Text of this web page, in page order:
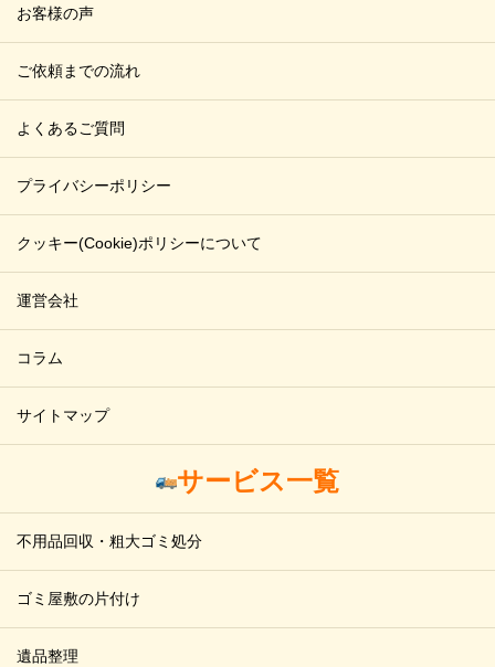
お客様の声
ご依頼までの流れ
よくあるご質問
プライバシーポリシー
クッキー(Cookie)ポリシーについて
運営会社
コラム
サイトマップ
サービス一覧
不用品回収・粗大ゴミ処分
ゴミ屋敷の片付け
遺品整理